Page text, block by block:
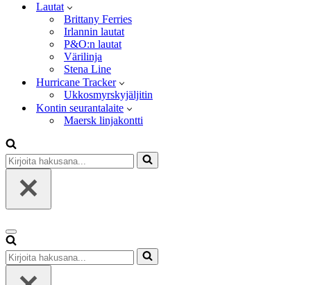
Lautat
Brittany Ferries
Irlannin lautat
P&O:n lautat
Värilinja
Stena Line
Hurricane Tracker
Ukkosmyrskyjäljitin
Kontin seurantalaite
Maersk linjakontti
Kirjoita
hakusana...
Valikko
Kirjoita
hakusana...